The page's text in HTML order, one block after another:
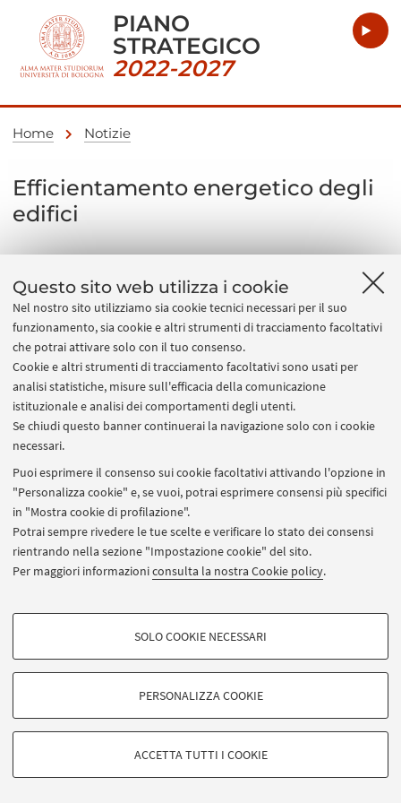
Questo sito web utilizza i cookie
Nel nostro sito utilizziamo sia cookie tecnici necessari per il suo
funzionamento, sia cookie e altri strumenti di tracciamento facoltativi
che potrai attivare solo con il tuo consenso.
Cookie e altri strumenti di tracciamento facoltativi sono usati per
analisi statistiche, misure sull'efficacia della comunicazione
istituzionale e analisi dei comportamenti degli utenti.
Se chiudi questo banner continuerai la navigazione solo con i cookie
necessari.
Puoi esprimere il consenso sui cookie facoltativi attivando l'opzione in
"Personalizza cookie" e, se vuoi, potrai esprimere consensi più specifici
in "Mostra cookie di profilazione".
Potrai sempre rivedere le tue scelte e verificare lo stato dei consensi
rientrando nella sezione "Impostazione cookie" del sito.
Per maggiori informazioniconsulta la nostra Cookie policy.
COOKIE DI PROFILAZIONE - FACOLTATIVI
degli utenti, creare profili in base al loro comportamento sul sito, per analisi
di marketing.
Google/Youtube Video
SOLO COOKIE NECESSARI
PERSONALIZZA COOKIE
ACCETTA TUTTI I COOKIE
PIANO
STRATEGICO
2022-2027
Home Notizie
Efficientamento energetico degli
edifici
Implementazione e ampliamento degli strumenti
informatici (Archibus) a supporto della mappatura e
della gestione degli spazi e degli impianti, anche al fine
del risparmio energetico e del miglioramento della
sicurezza.
Via Zamboni, 33 - 40126 Bologna - Partita IVA: 01131710376
Note legali
Informazioni sul sito e accessibilità